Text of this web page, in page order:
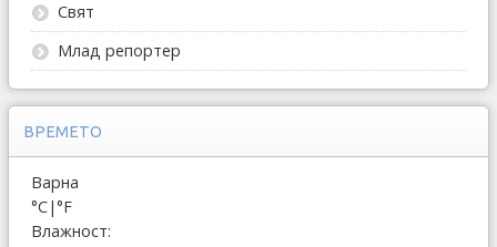
Свят
Млад репортер
ВРЕМЕТО
Варна
°C|°F
Влажност: